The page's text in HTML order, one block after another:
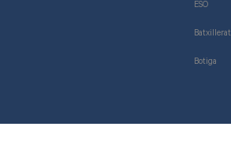
ESO
Batxillerat
Botiga